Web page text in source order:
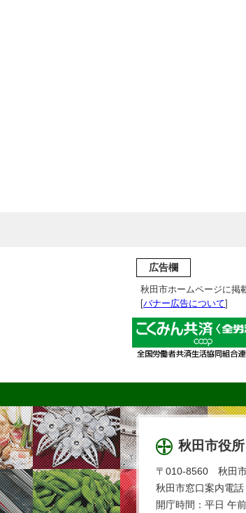
広告欄
秋田市ホームページに掲
[バナー広告について]
秋田市役所
〒010-8560 秋田
秋田市窓口案内電
開庁時間：平日 午